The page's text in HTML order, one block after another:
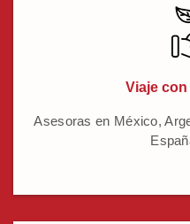
Viaje
Asesoras en México,